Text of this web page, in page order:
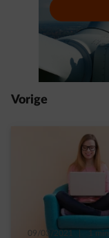
Vorige
09/03/2021 1 min.